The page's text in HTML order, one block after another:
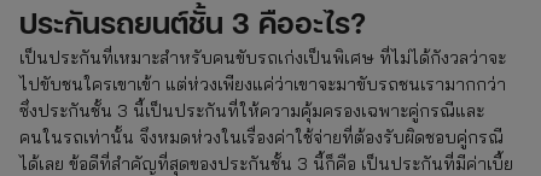
ประกันรถยนต์ชั้น 3 คืออะไร?
เป็นประกันที่เหมาะสำหรับคนขับรถเก่งเป็นพิเศษ ที่ไม่ได้กังวลว่าจะ
ไปขับชนใครเขาเข้า แต่ห่วงเพียงแค่ว่าเขาจะมาขับรถชนเรามากกว่า
ซึ่งประกันชั้น 3 นี้เป็นประกันที่ให้ความคุ้มครองเฉพาะคู่กรณีและ
คนในรถเท่านั้น จึงหมดห่วงในเรื่องค่าใช้จ่ายที่ต้องรับผิดชอบคู่กรณี
ได้เลย ข้อดีที่สำคัญที่สุดของประกันชั้น 3 นี้ก็คือ เป็นประกันที่มีค่าเบี้ย